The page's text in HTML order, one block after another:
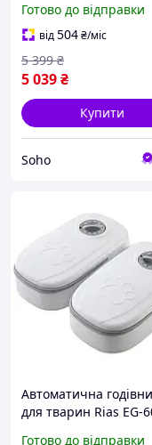
White (P591)
Готово до відправки
від504₴/міс
5 039₴
5 399 ₴
Купити
Soho
Автоматична
для тварин Rias EG-
Готово до відправки